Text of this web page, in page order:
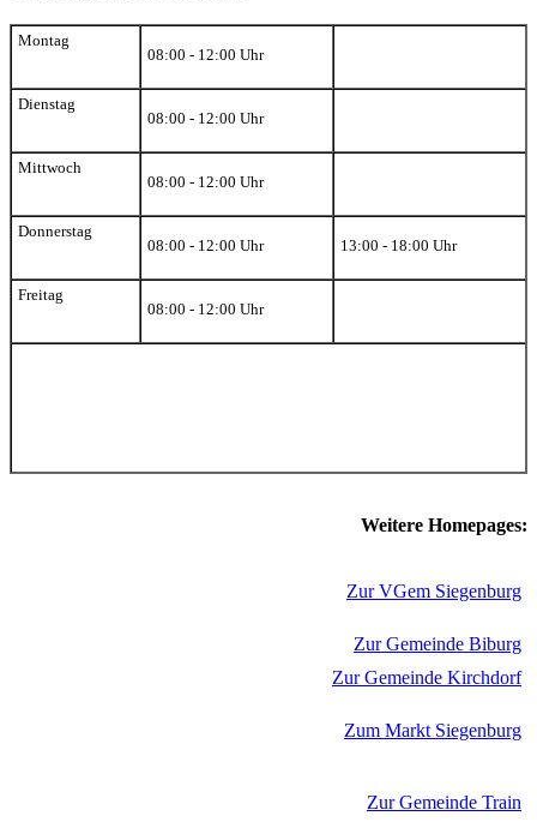
Montag
08:00 - 12:00 Uhr
Dienstag
08:00 - 12:00 Uhr
Mittwoch
08:00 - 12:00 Uhr
Donnerstag
08:00 - 12:00 Uhr
13:00 - 18:00 Uhr
Freitag
08:00 - 12:00 Uhr
Weitere Homepages:
Zur VGem Siegenburg
Zur Gemeinde Biburg
Zur Gemeinde Kirchdorf
Zum Markt Siegenburg
Zur Gemeinde Train